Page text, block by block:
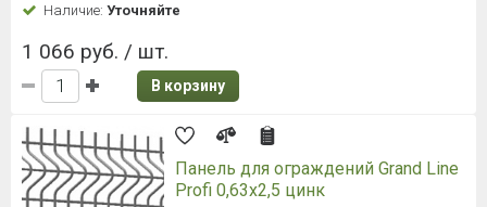
Наличие: Уточняйте
1 066 руб. / шт.
В корзину
Панель для ограждений Grand Line
Profi 0,63x2,5 цинк